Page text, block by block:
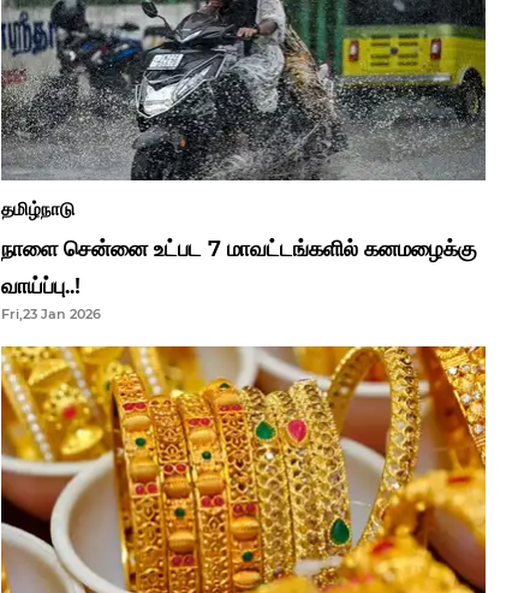
தமிழ்நாடு
நாளை சென்னை உட்பட 7 மாவட்டங்களில் கனமழைக்கு
வாய்ப்பு..!
Fri,23 Jan 2026